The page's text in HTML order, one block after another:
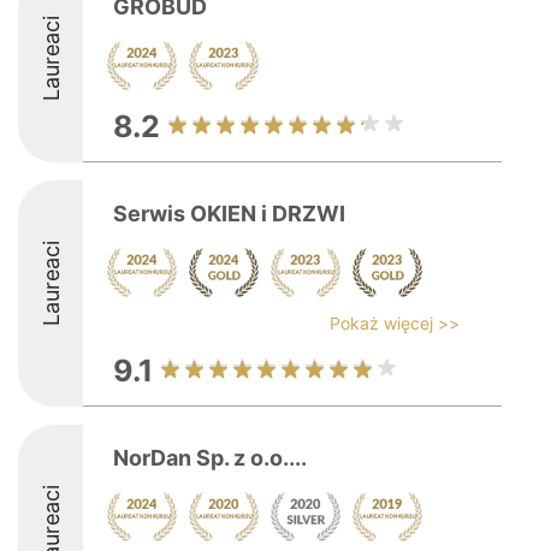
Laureaci
GROBUD
8.2
Laureaci
Serwis OKIEN i DRZWI
Pokaż więcej >>
9.1
Laureaci
NorDan Sp. z o.o....